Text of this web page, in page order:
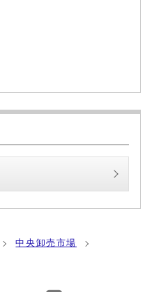
中央卸売市場